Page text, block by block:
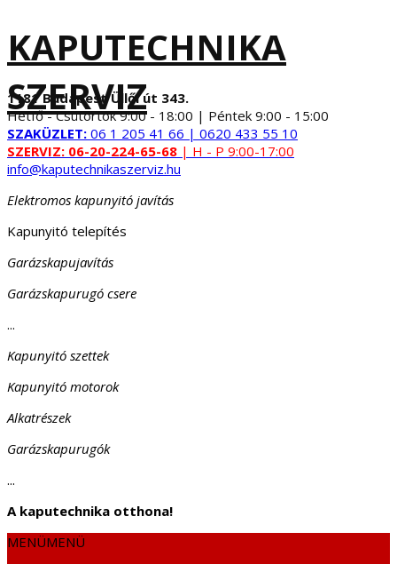
KAPUTECHNIKA
SZERVIZ
1181 Budapest Üllői út 343.
Hétfő - Csütörtök 9:00 - 18:00 | Péntek 9:00 - 15:00
SZAKÜZLET: 06 1 205 41 66 | 0620 433 55 10
SZERVIZ: 06-20-224-65-68 | H - P 9:00-17:00
info@kaputechnikaszerviz.hu
Elektromos kapunyitó javítás
Kapunyitó telepítés
Garázskapujavítás
Garázskapurugó csere
...
Kapunyitó szettek
Kapunyitó motorok
Alkatrészek
Garázskapurugók
...
A kaputechnika otthona!
MENÜMENÜ